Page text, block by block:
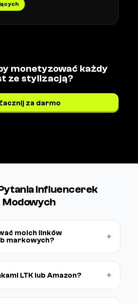
monetyzować każdy
ze stylizacją?
za darmo
Influencerek
Modowych
moich linków
markowych?
+
LTK lub Amazon? +